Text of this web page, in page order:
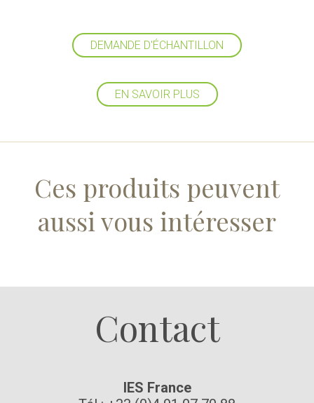
DEMANDE D'ÉCHANTILLON
EN SAVOIR PLUS
Ces produits peuvent
aussi vous intéresser
Contact
IES France